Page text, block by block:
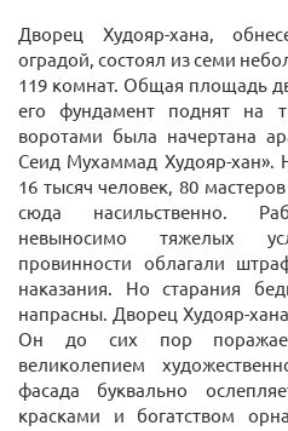
Дворец Худояр-хана,
оградой, состоял из семи
119 комнат. Общая площадь
его фундамент поднят на
воротами была начертана
Сеид Мухаммад Худояр-хан».
16 тысяч человек, 80
сюда насильственно.
невыносимо тяжелых
провинности облагали
наказания. Но старания
напрасны. Дворец Худояр-
Он до сих пор
великолепием
фасада буквально
красками и богатством